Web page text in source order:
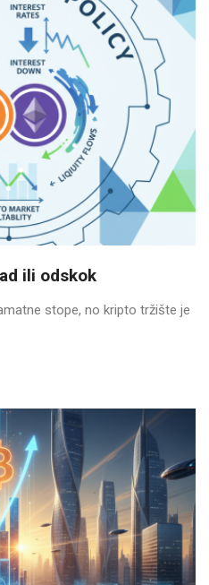
ili odskok
stope, no kripto tržište je